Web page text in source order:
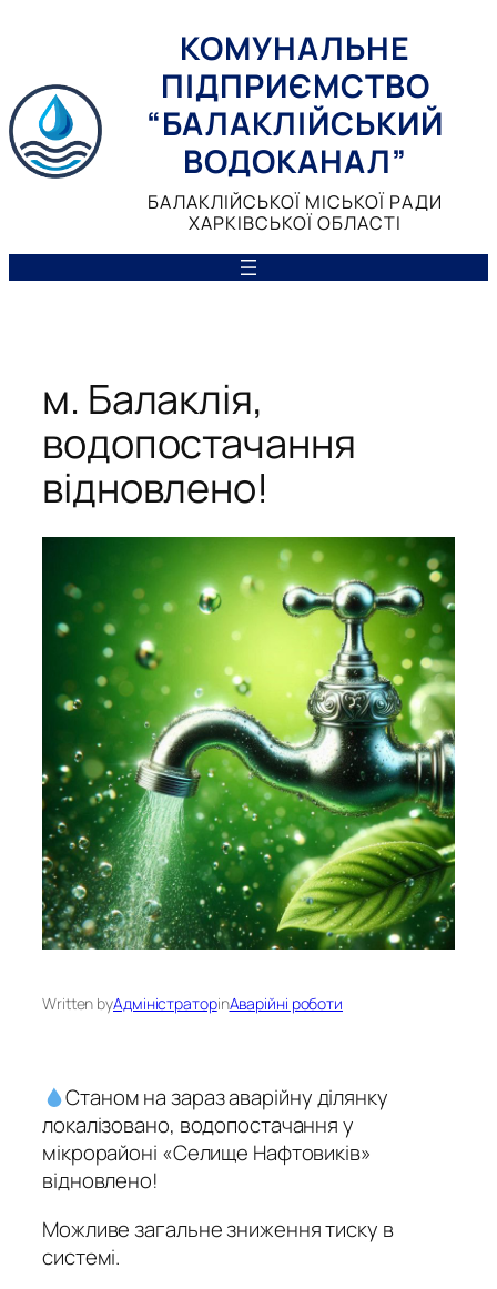
КОМУНАЛЬНЕ
ПІДПРИЄМСТВО
“БАЛАКЛІЙСЬКИЙ
ВОДОКАНАЛ”
БАЛАКЛІЙСЬКОЇ МІСЬКОЇ РАДИ
ХАРКІВСЬКОЇ ОБЛАСТІ
м. Балаклія,
водопостачання
відновлено!
Written byАдміністраторinАварійні роботи
Станом на зараз аварійну ділянку
локалізовано, водопостачання у
мікрорайоні «Селище Нафтовиків»
відновлено!
Можливе загальне зниження тиску в
системі.